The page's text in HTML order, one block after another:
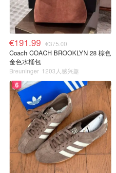
€191.99 €375.00
Coach COACH BROOKLYN 28 棕色
金色水桶包
Breuninger 1203人感兴趣
6